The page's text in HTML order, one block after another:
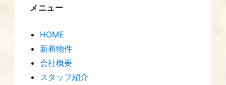
メニュー
HOME
新着物件
会社概要
スタッフ紹介